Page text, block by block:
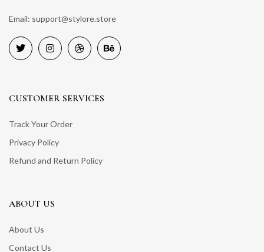
Email: support@stylore.store
CUSTOMER SERVICES
Track Your Order
Privacy Policy
Refund and Return Policy
ABOUT US
About Us
Contact Us